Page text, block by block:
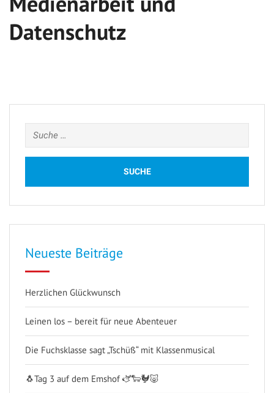
Datenschutz
Suche
nach:
Neueste Beiträge
Herzlichen Glückwunsch
Leinen los – bereit für neue Abenteuer
Die Fuchsklasse sagt „Tschüß“ mit Klassenmusical
🐧Tag 3 auf dem Emshof 🫏🐑🐓🐷